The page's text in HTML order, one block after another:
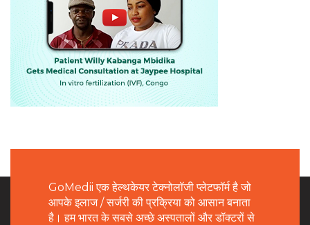
GoMedii एक हेल्थकेयर टेक्नोलॉजी प्लेटफॉर्म है जो
आपके इलाज / सर्जरी की प्रक्रिया को आसान बनाता
है। हम भारत के सबसे अच्छे अस्पतालों और डॉक्टरों से